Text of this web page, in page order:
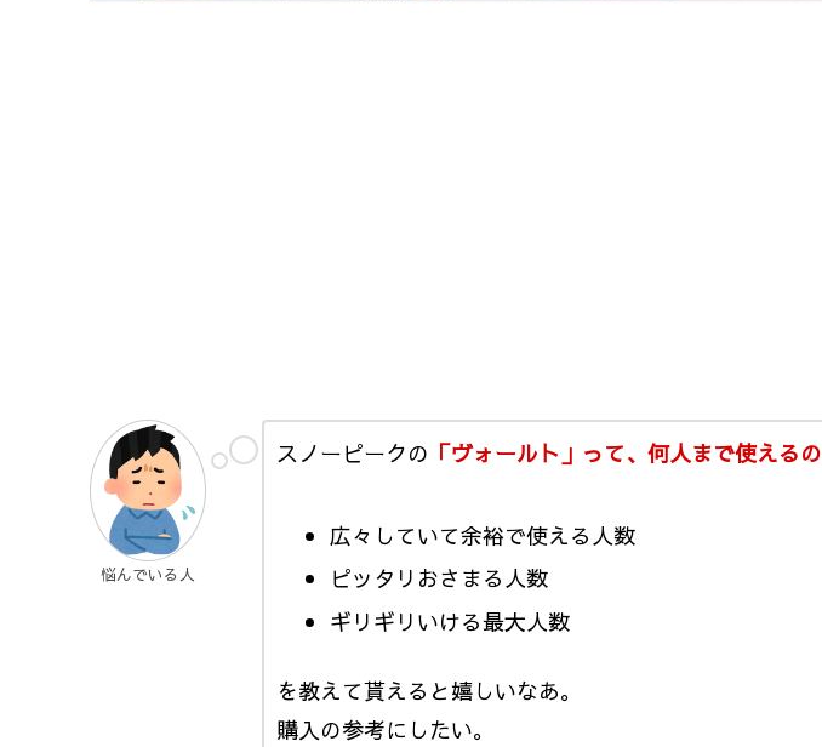
悩んでいる人
スノーピークの 「ヴォールト」って、何人まで使えるの
広々していて余裕で使える人数
ピッタリおさまる人数
ギリギリいける最大人数
を教えて貰えると嬉しいなあ。
購入の参考にしたい。